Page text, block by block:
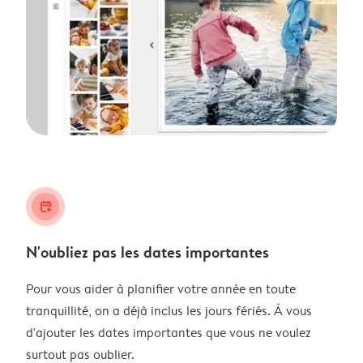
calendar_plus
N'oubliez pas les dates importantes
Pour vous aider à planifier votre année en toute
tranquillité, on a déjà inclus les jours fériés. À vous
d'ajouter les dates importantes que vous ne voulez
surtout pas oublier.